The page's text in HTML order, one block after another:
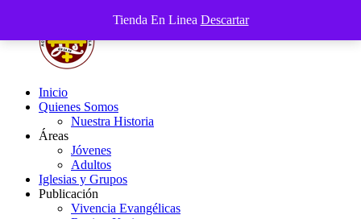
Tienda En Linea Descartar
contenido
Acción
Venezuela
Fuertes
Inicio
Quienes Somos
Nuestra Historia
Áreas
Jóvenes
Adultos
Iglesias y Grupos
Publicación
Vivencia Evangélicas